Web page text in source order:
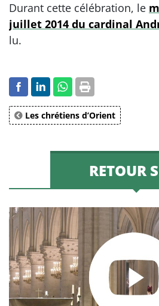
Durant cette célébration, le
juillet 2014 du cardinal
lu.
Les chrétiens d’Orient
RETOUR